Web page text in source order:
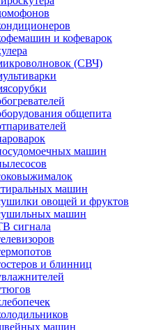
и кофеварок
(СВЧ)
общепита
машин
машин
овощей и фруктов
машин
сигнала
и блинниц
машин